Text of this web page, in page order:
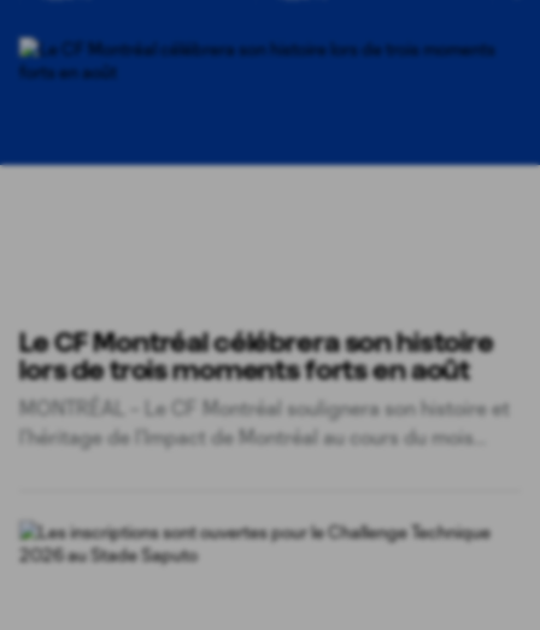
Le CF Montréal célébrera son histoire
lors de trois moments forts en août
MONTRÉAL – Le CF Montréal soulignera son histoire et
l’héritage de l’Impact de Montréal au cours du mois
l’intronisation de Lloyd Barker sur le Mur de la
Renommée le 22 août prochain. « Cette